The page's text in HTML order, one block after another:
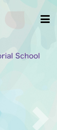
Next